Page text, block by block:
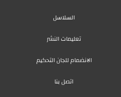
السلاسل
تعليمات النشر
الانضمام للجان التحكيم
اتصل بنا